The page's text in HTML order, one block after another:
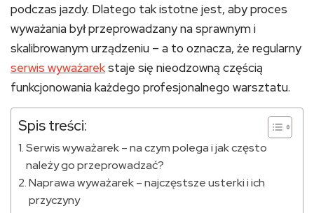
podczas jazdy. Dlatego tak istotne jest, aby proces
wyważania był przeprowadzany na sprawnym i
skalibrowanym urządzeniu – a to oznacza, że regularny
serwis wyważarekstaje się nieodzowną częścią
funkcjonowania każdego profesjonalnego warsztatu.
Spis treści:
Serwis wyważarek – na czym polega i jak często
należy go przeprowadzać?
Naprawa wyważarek – najczęstsze usterki i ich
przyczyny